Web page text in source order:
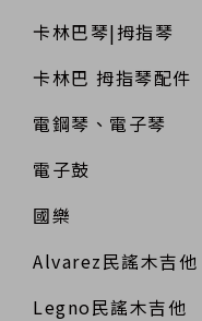
卡林巴琴|拇指琴
卡林巴 拇指琴配件
電鋼琴、電子琴
電子鼓
國樂
Alvarez民謠木吉他
Legno民謠木吉他